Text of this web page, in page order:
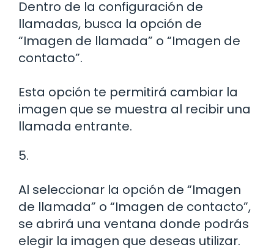
Dentro de la configuración de
llamadas, busca la opción de
“Imagen de llamada” o “Imagen de
contacto”.
Esta opción te permitirá cambiar la
imagen que se muestra al recibir una
llamada entrante.
5.
Al seleccionar la opción de “Imagen
de llamada” o “Imagen de contacto”,
se abrirá una ventana donde podrás
elegir la imagen que deseas utilizar.